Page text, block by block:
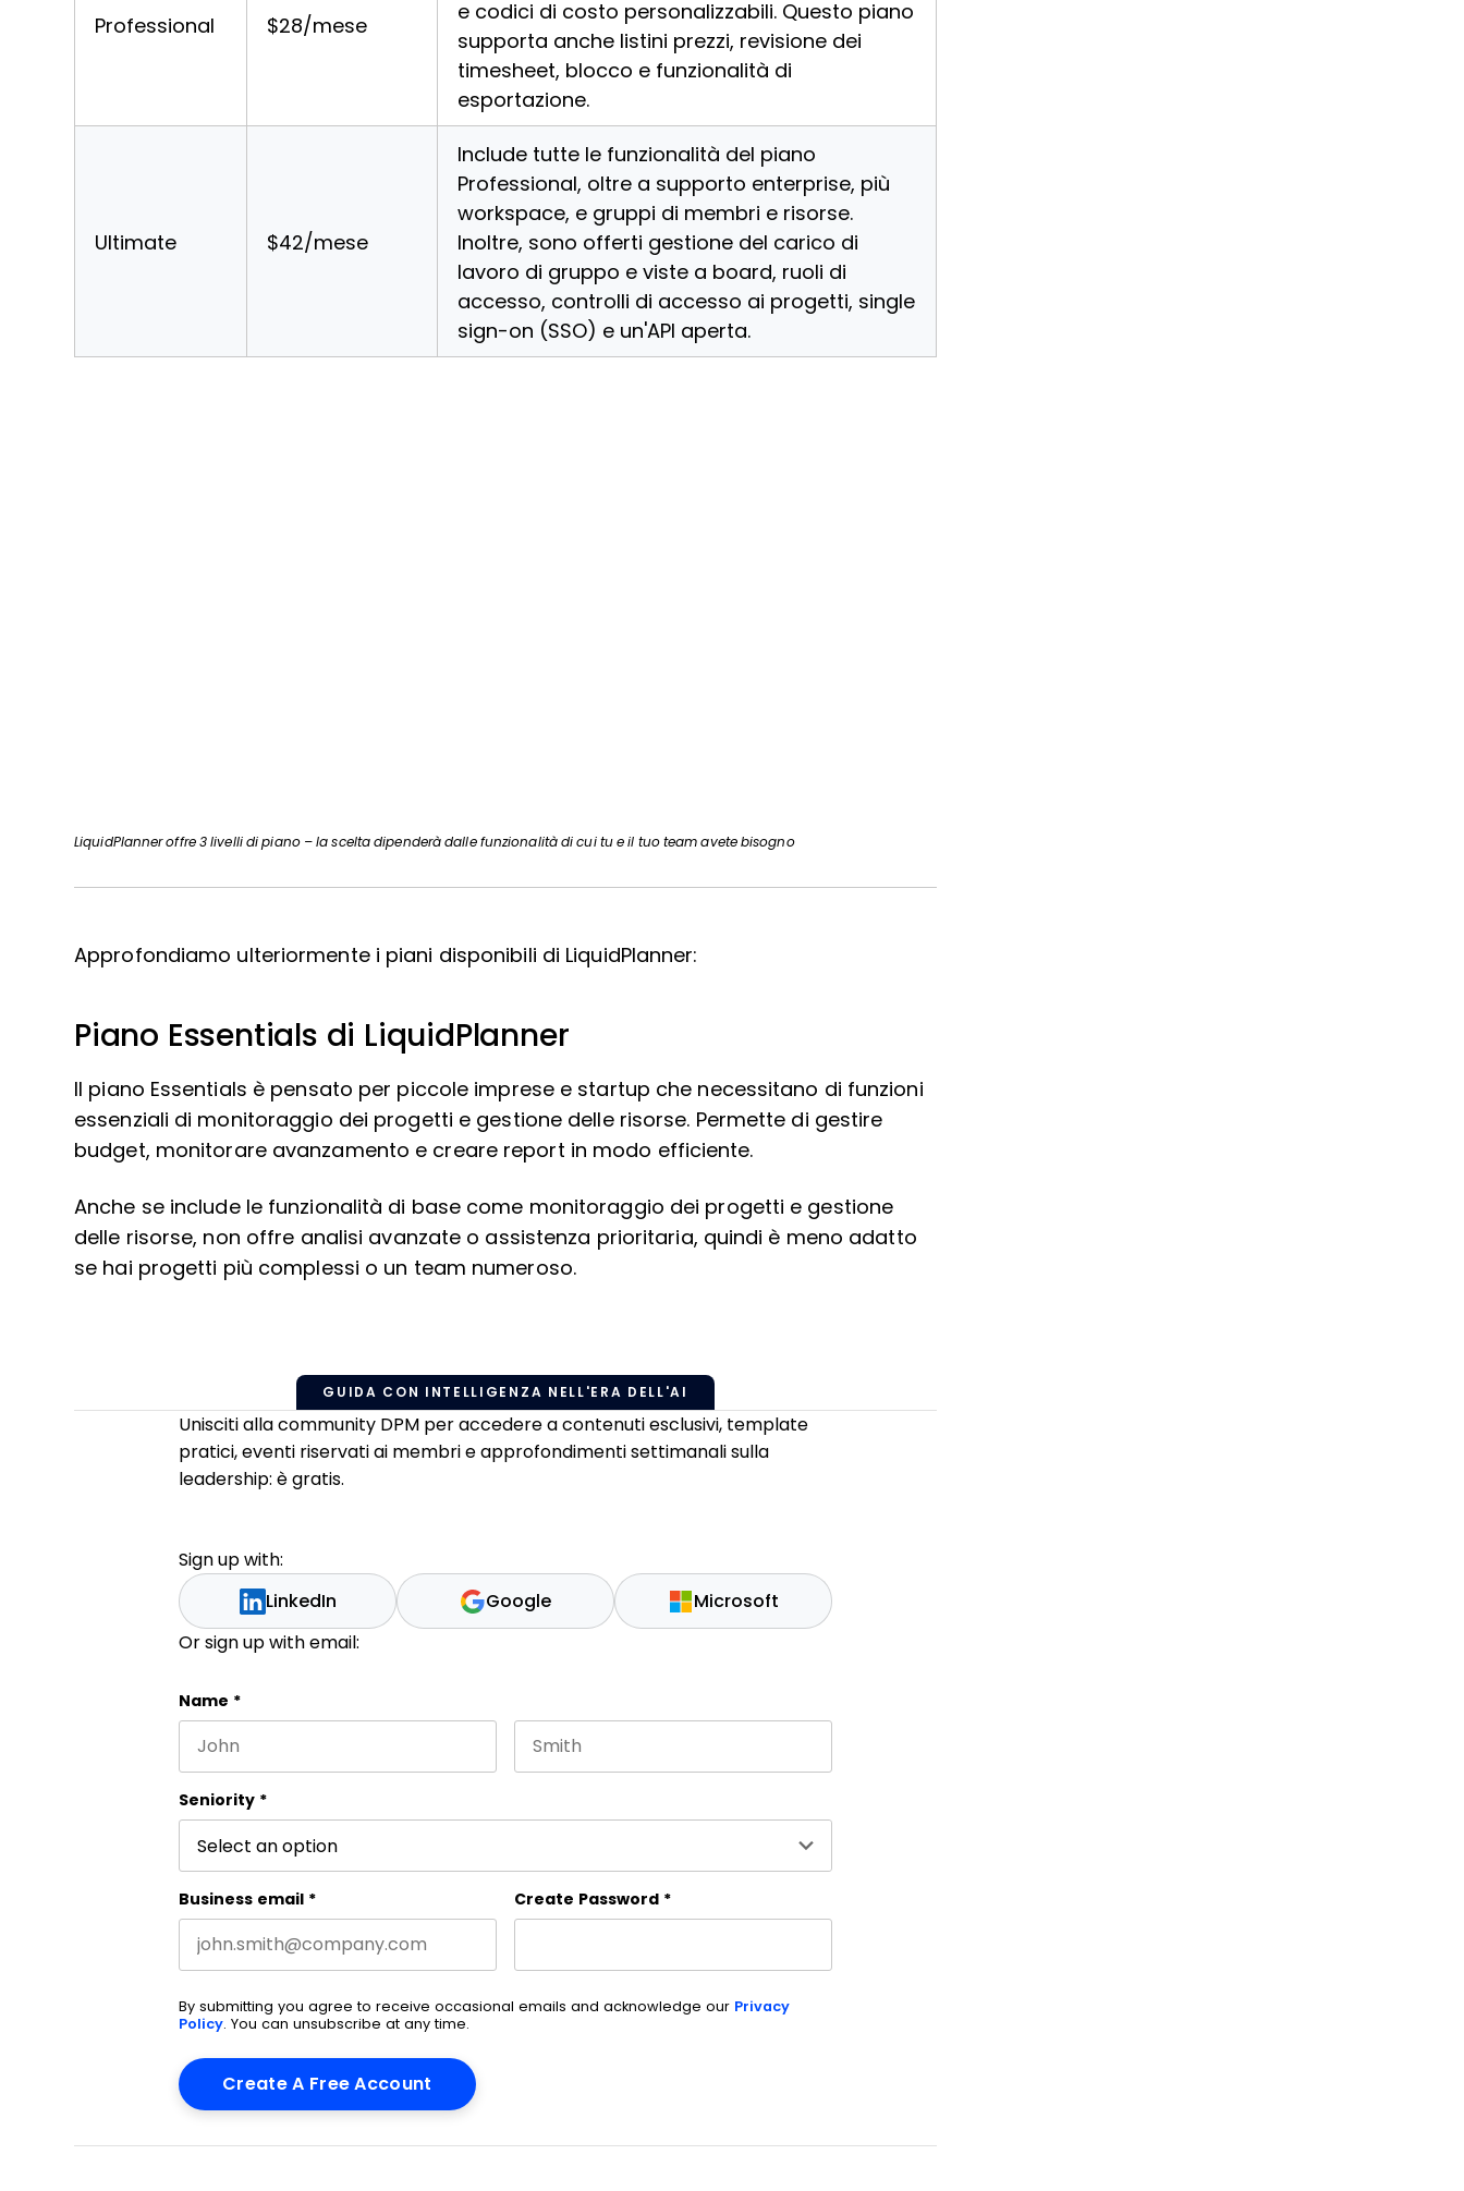
Professional $28/mese
e codici di costo personalizzabili. Questo piano
supporta anche listini prezzi, revisione dei
timesheet, blocco e funzionalità di
esportazione.
Ultimate $42/mese
Include tutte le funzionalità del piano
Professional, oltre a supporto enterprise, più
workspace, e gruppi di membri e risorse.
Inoltre, sono offerti gestione del carico di
lavoro di gruppo e viste a board, ruoli di
accesso, controlli di accesso ai progetti, single
sign-on (SSO) e un'API aperta.
LiquidPlanner offre 3 livelli di piano – la scelta dipenderà dalle funzionalità di cui tu e il tuo team avete bisogno
Approfondiamo ulteriormente i piani disponibili di LiquidPlanner:
Piano Essentials di LiquidPlanner
Il piano Essentials è pensato per piccole imprese e startup che necessitano di funzioni
essenziali di monitoraggio dei progetti e gestione delle risorse. Permette di gestire
budget, monitorare avanzamento e creare report in modo efficiente.
Anche se include le funzionalità di base come monitoraggio dei progetti e gestione
delle risorse, non offre analisi avanzate o assistenza prioritaria, quindi è meno adatto
se hai progetti più complessi o un team numeroso.
GUIDA CON INTELLIGENZA NELL'ERA DELL'AI
Unisciti alla community DPM per accedere a contenuti esclusivi, template
pratici, eventi riservati ai membri e approfondimenti settimanali sulla
leadership: è gratis.
Sign up with:
LinkedIn Google Microsoft
Or sign up with email:
Facebook
This field is for validation purposes and should be left unchanged.
Name *
Seniority *
Business email * Create Password *
By submitting you agree to receive occasional emails and acknowledge our Privacy
Policy. You can unsubscribe at any time.